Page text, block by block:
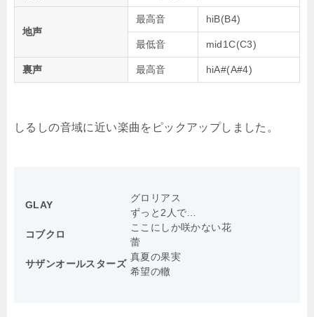
地声
最高音 hiB(B4)
最低音 mid1C(C3)
裏声 最高音 hiA#(A#4)
しるしの音域に近い楽曲をピックアップしました。
GLAY
グロリアス
ずっと2人で…
コブクロ
ここにしか咲かない花
蕾
サザンオールスターズ
真夏の果実
希望の轍